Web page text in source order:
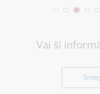
Vai šī